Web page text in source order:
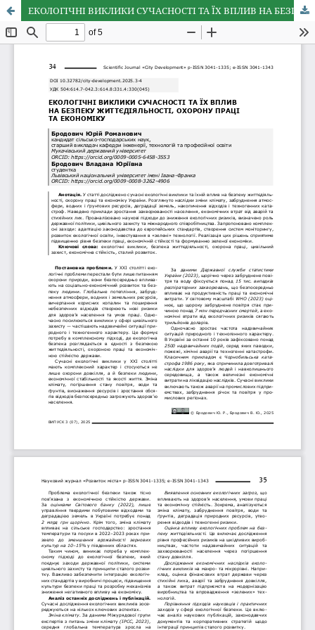
ЕКОЛОГІЧНІ ВИКЛИКИ СУЧАСНОСТІ ТА ЇХ ВПЛИВ НА БЕЗПЕКУ ЖИТТЄДІЯЛЬНОСТІ, ОХОРОНУ ПРАЦІ ТА ЕКОНОМІКУ